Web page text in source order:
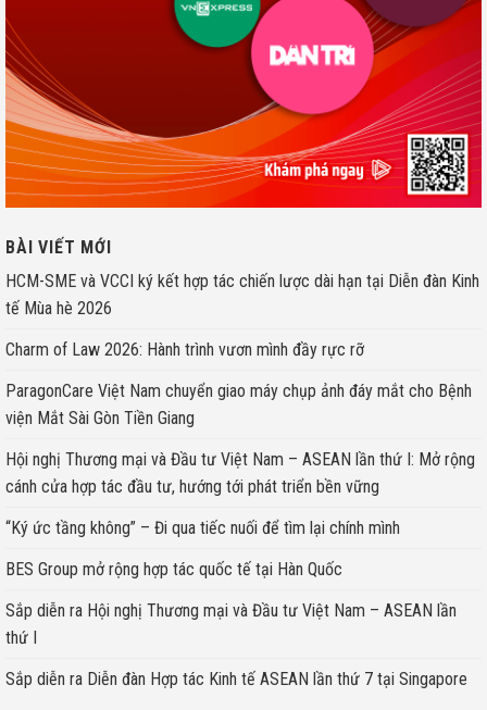
BÀI VIẾT MỚI
HCM-SME và VCCI ký kết hợp tác chiến lược dài hạn tại Diễn đàn Kinh
tế Mùa hè 2026
Charm of Law 2026: Hành trình vươn mình đầy rực rỡ
ParagonCare Việt Nam chuyển giao máy chụp ảnh đáy mắt cho Bệnh
viện Mắt Sài Gòn Tiền Giang
Hội nghị Thương mại và Đầu tư Việt Nam – ASEAN lần thứ I: Mở rộng
cánh cửa hợp tác đầu tư, hướng tới phát triển bền vững
“Ký ức tầng không” – Đi qua tiếc nuối để tìm lại chính mình
BES Group mở rộng hợp tác quốc tế tại Hàn Quốc
Sắp diễn ra Hội nghị Thương mại và Đầu tư Việt Nam – ASEAN lần
thứ I
Sắp diễn ra Diễn đàn Hợp tác Kinh tế ASEAN lần thứ 7 tại Singapore